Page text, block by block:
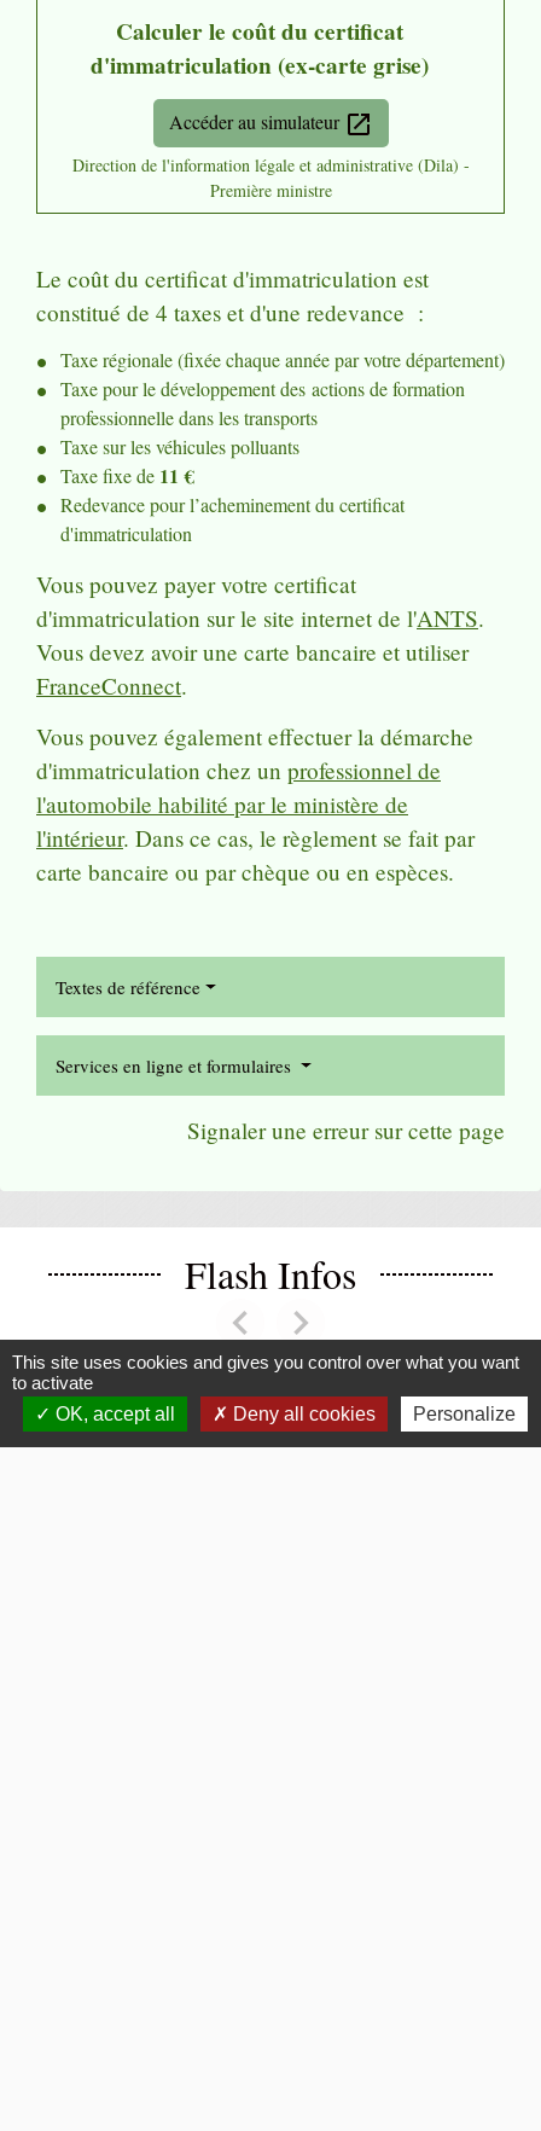
Calculer le coût du certificat
d'immatriculation (ex-carte grise)
Accéder au simulateur open_in_new
Direction de l'information légale et administrative (Dila) -
Première ministre
Le coût du certificat d'immatriculation est
constitué de 4 taxes et d'une redevance :
Taxe régionale (fixée chaque année par votre département)
Taxe pour le développement des actions de formation
professionnelle dans les transports
Taxe sur les véhicules polluants
Taxe fixe de 11 €
Redevance pour l’acheminement du certificat
d'immatriculation
Vous pouvez payer votre certificat
d'immatriculation sur le site internet de l'ANTS.
Vous devez avoir une carte bancaire et utiliser
FranceConnect.
Vous pouvez également effectuer la démarche
d'immatriculation chez un professionnel de
l'automobile habilité par le ministère de
l'intérieur. Dans ce cas, le règlement se fait par
carte bancaire ou par chèque ou en espèces.
Textes de référence
Services en ligne et formulaires
Signaler une erreur sur cette page
Flash Infos
chevron_leftPrevious
chevron_rightNext
Voir tout
This site uses cookies and gives you control over what you want
to activate
OK, accept all
Deny all cookies Personalize